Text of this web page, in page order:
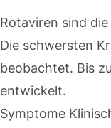
Rotaviren sind
Die schwersten
beobachtet. Bis
entwickelt.
Symptome